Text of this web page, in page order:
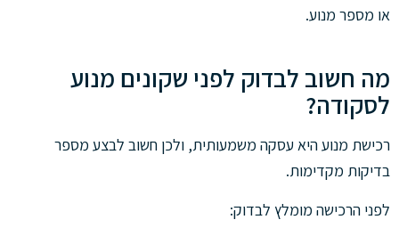
או מספר מנוע.
מה חשוב לבדוק לפני שקונים מנוע
לסקודה?
רכישת מנוע היא עסקה משמעותית, ולכן חשוב לבצע מספר
בדיקות מקדימות.
לפני הרכישה מומלץ לבדוק: